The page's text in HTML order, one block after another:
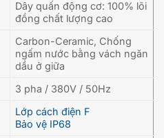
Dây quấn động cơ: 100% lõi
đồng chất lượng cao
Carbon-Ceramic, Chống
ngấm nước bằng vách ngăn
dầu ở giữa
3 pha / 380V / 50Hz
Lớp cách điện F
Bảo vệ IP68